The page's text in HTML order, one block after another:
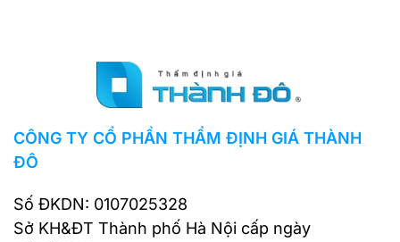
CÔNG TY CỔ PHẦN THẨM ĐỊNH GIÁ THÀNH
ĐÔ
Số ĐKDN: 0107025328
Sở KH&ĐT Thành phố Hà Nội cấp ngày